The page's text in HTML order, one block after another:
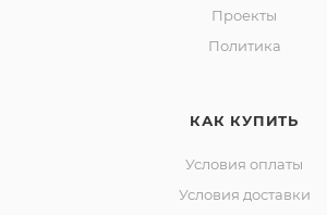
Проекты
Политика
КАК КУПИТЬ
Условия оплаты
Условия доставки